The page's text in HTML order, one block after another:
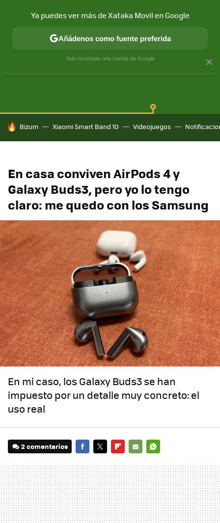
HOY SE HABLA DE
Bizum Xiaomi Smart Band 10 Videojuegos
En casa conviven AirPods 4 y
Galaxy Buds3, pero yo lo tengo
claro: me quedo con los Samsung
En mi caso, los Galaxy Buds3 se han
impuesto por un detalle muy concreto: el
uso real
2 comentarios
MAIL
×
Ya puedes ver más de Xataka Movil en Google
Añádenos como fuente preferida
Solo necesitas una cuenta de Google